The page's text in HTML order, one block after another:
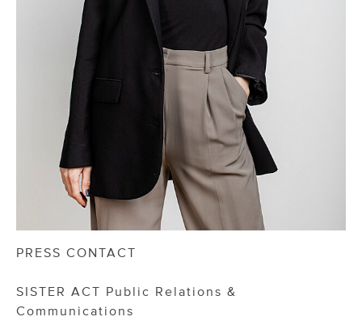
PRESS CONTACT
SISTER ACT Public Relations &
Communications